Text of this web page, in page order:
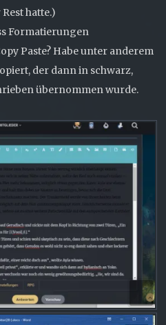
hatte.)
Formatierungen
Paste? Habe unter anderem
der dann in schwarz,
übernommen wurde.